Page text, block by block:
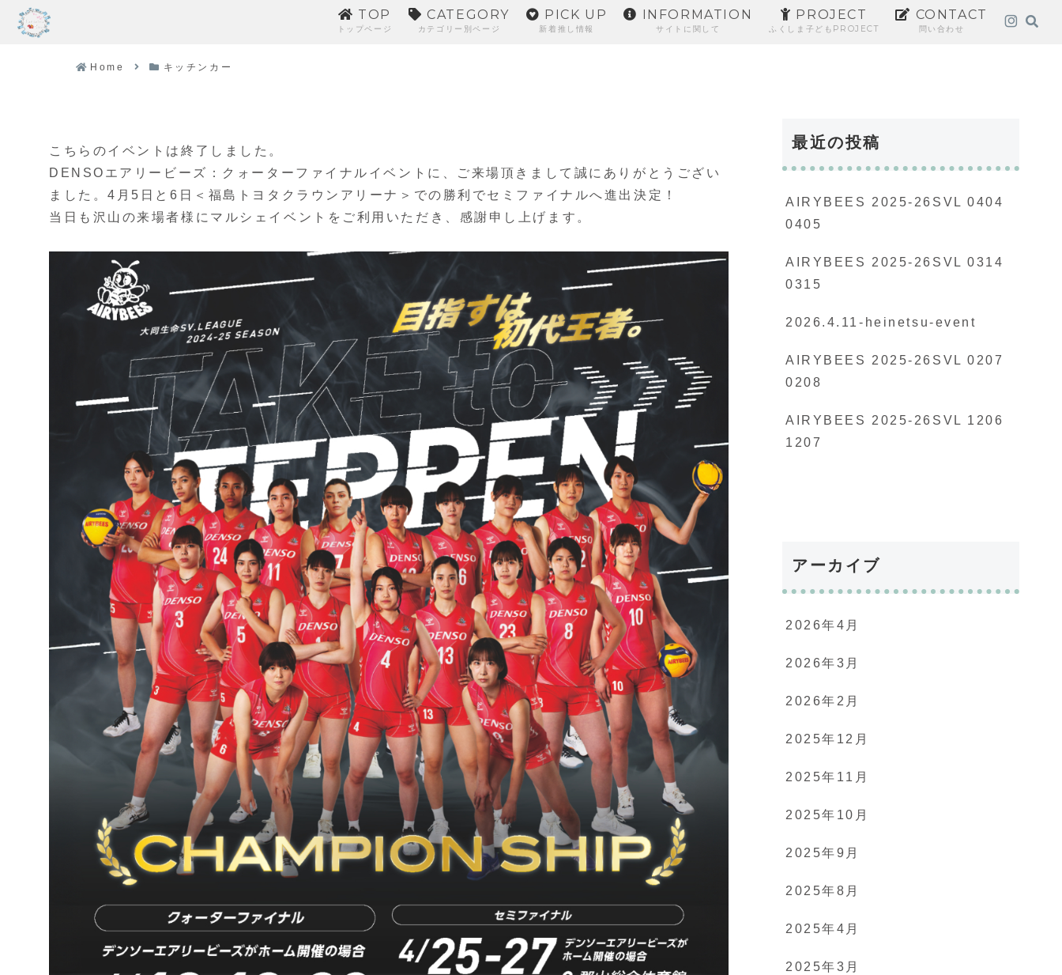
TOP
トップページ
CATEGORY
カテゴリー別ページ
PICK UP
新着推し情報
INFORMATION
サイトに関して
PROJECT
ふくしま子どもPROJECT
CONTACT
問い合わせ
Home キッチンカー
こちらのイベントは終了しました。
DENSOエアリービーズ：クォーターファイナルイベントに、ご来場頂きまして誠にありがとうござい
ました。4月5日と6日＜福島トヨタクラウンアリーナ＞での勝利でセミファイナルへ進出決定！
当日も沢山の来場者様にマルシェイベントをご利用いただき、感謝申し上げます。
最近の投稿
AIRYBEES 2025-26SVL 0404
0405
AIRYBEES 2025-26SVL 0314
0315
2026.4.11-heinetsu-event
AIRYBEES 2025-26SVL 0207
0208
AIRYBEES 2025-26SVL 1206
1207
アーカイブ
2026年4月
2026年3月
2026年2月
2025年12月
2025年11月
2025年10月
2025年9月
2025年8月
2025年4月
2025年3月